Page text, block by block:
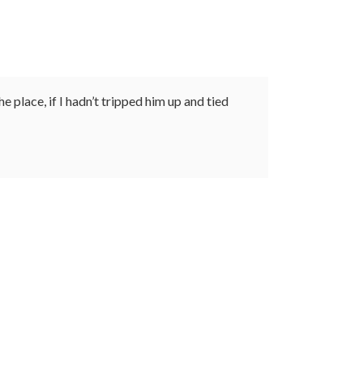
place, if I hadn’t tripped him up and tied